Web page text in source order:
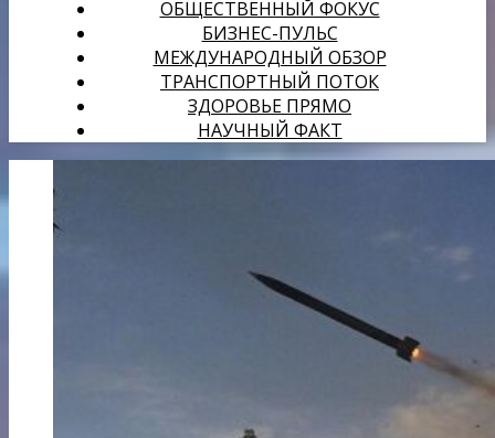
ОБЩЕСТВЕННЫЙ ФОКУС
БИЗНЕС-ПУЛЬС
МЕЖДУНАРОДНЫЙ ОБЗОР
ТРАНСПОРТНЫЙ ПОТОК
ЗДОРОВЬЕ ПРЯМО
НАУЧНЫЙ ФАКТ